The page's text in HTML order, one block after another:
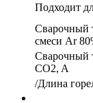
Подходит
Сварочный
смеси Ar
Сварочный
CO2, A
/Длина